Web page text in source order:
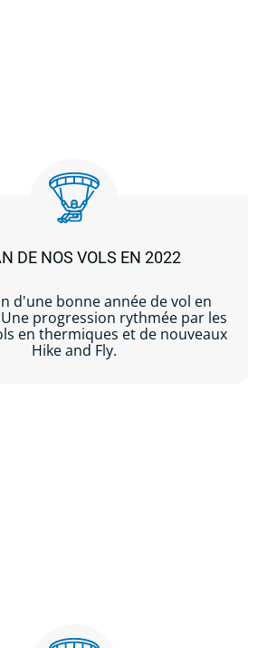
DE NOS VOLS EN 2022
d'une bonne année de vol en
progression rythmée par les
en thermiques et de nouveaux
Hike and Fly.